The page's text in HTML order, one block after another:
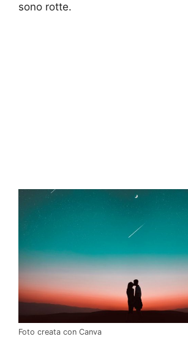
sono rotte.
Foto creata con Canva